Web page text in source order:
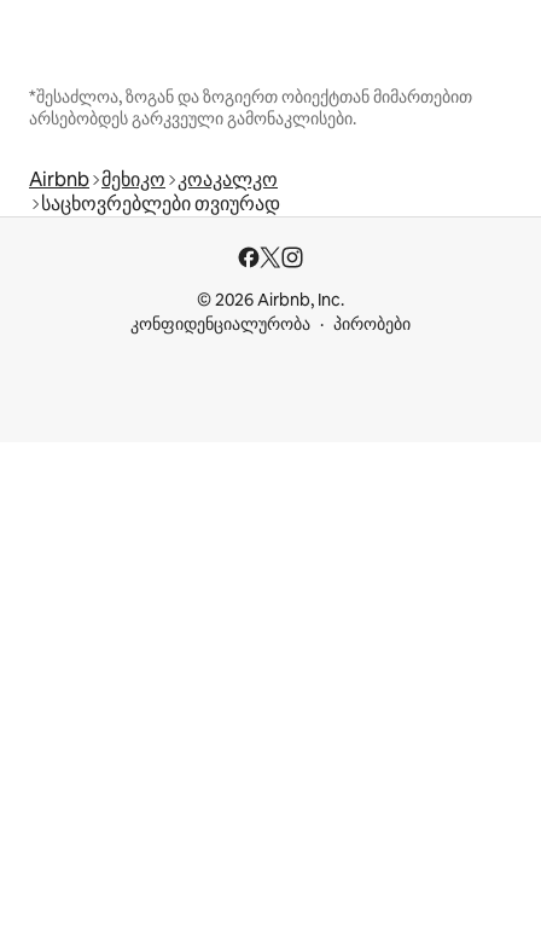
*შესაძლოა, ზოგან და ზოგიერთ ობიექტთან მიმართებით
არსებობდეს გარკვეული გამონაკლისები.
Airbnb მეხიკო კოაკალკო
საცხოვრებლები თვიურად
© 2026 Airbnb, Inc.
კონფიდენციალურობა
პირობები